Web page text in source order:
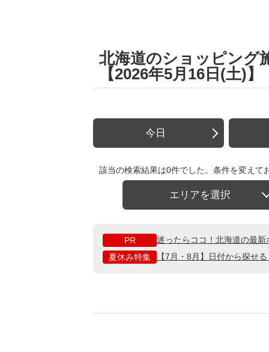
北海道のショッピング
【2026年5月16日(土)】
今日
該当の検索結果は0件でした。条件を変えて
エリアを選択
PR
迷ったらココ！北海道の最
夏休み特集
【7月・8月】日付から探せ